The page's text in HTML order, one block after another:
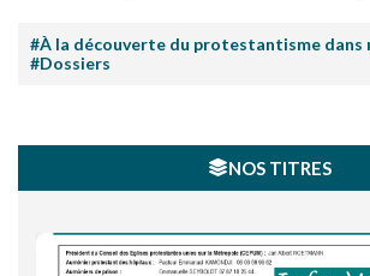
#À la découverte du protestantisme dans
#Dossiers
NOS TITRES